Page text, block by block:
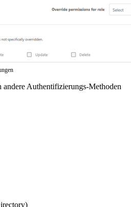
Authentifizierungs-Methoden